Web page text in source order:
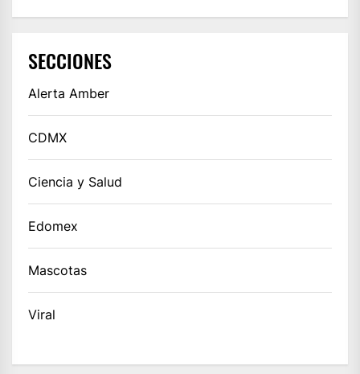
SECCIONES
Alerta Amber
CDMX
Ciencia y Salud
Edomex
Mascotas
Viral